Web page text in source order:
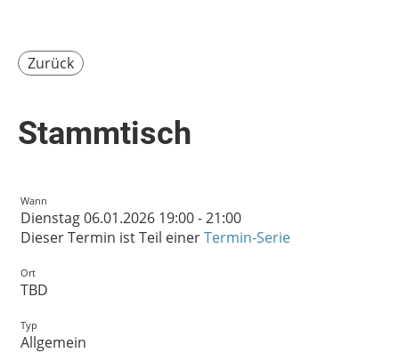
Zurück
Stammtisch
Wann
Dienstag 06.01.2026 19:00 - 21:00
Dieser Termin ist Teil einerTermin-Serie
Ort
TBD
Typ
Allgemein